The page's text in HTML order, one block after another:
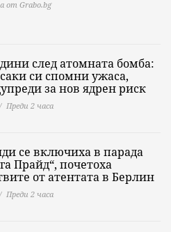
от Grabo.bg
след атомната бомба:
си спомни ужаса,
за нов ядрен риск
Преди 2 часа
се включиха в парада
Прайд“, почетоха
от атентата в Берлин
Преди 2 часа